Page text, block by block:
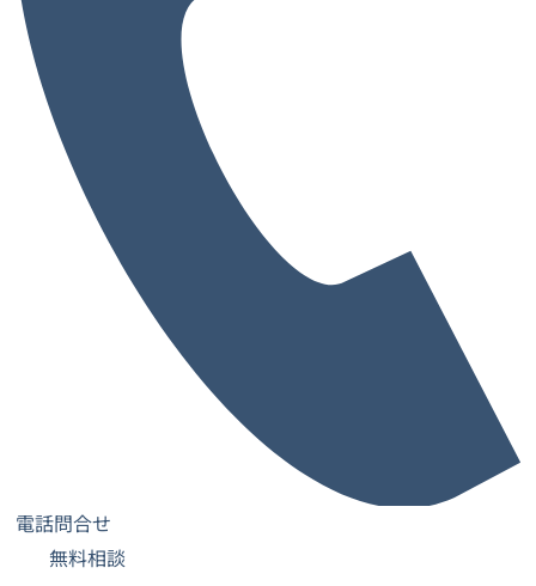
2026年9月初旬OPEN！
Re:ZONE 枚方01
京阪本線「枚方市駅」10番出口 徒歩2分 (160m)
先行予約キャンペーン
Re:ZONE 江坂02
電話問合せ
無料相談